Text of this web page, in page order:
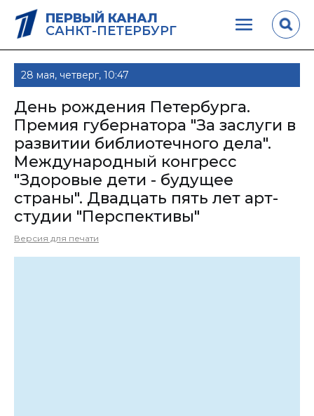
ПЕРВЫЙ КАНАЛ
САНКТ-ПЕТЕРБУРГ
28 мая, четверг, 10:47
День рождения Петербурга.
Премия губернатора "За заслуги в
развитии библиотечного дела".
Международный конгресс
"Здоровые дети - будущее
страны". Двадцать пять лет арт-
студии "Перспективы"
Версия для печати